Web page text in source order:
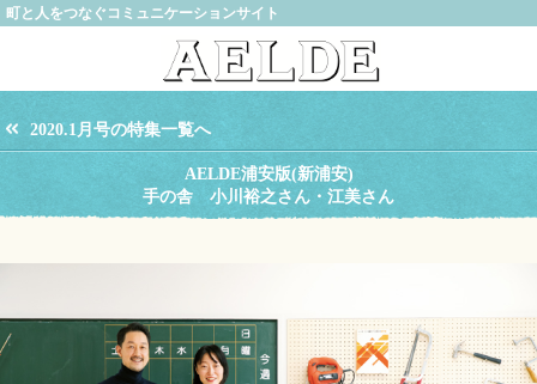
町と人をつなぐコミュニケーションサイト
2020.1月号の特集一覧へ
AELDE浦安版(新浦安)
手の舎 小川裕之さん・江美さん